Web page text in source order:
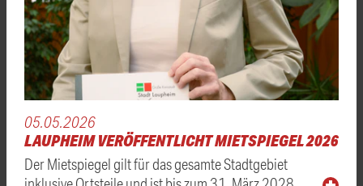
05.05.2026
LAUPHEIM VERÖFFENTLICHT MIETSPIEGEL 2026
Der Mietspiegel gilt für das gesamte Stadtgebiet